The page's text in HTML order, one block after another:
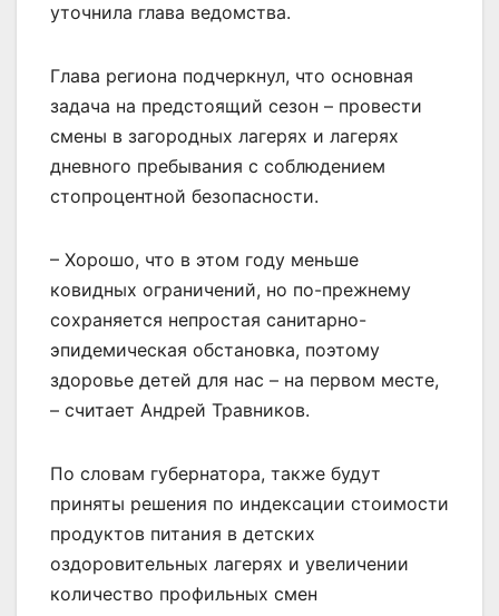
уточнила глава ведомства.
Глава региона подчеркнул, что основная
задача на предстоящий сезон – провести
смены в загородных лагерях и лагерях
дневного пребывания с соблюдением
стопроцентной безопасности.
– Хорошо, что в этом году меньше
ковидных ограничений, но по-прежнему
сохраняется непростая санитарно-
эпидемическая обстановка, поэтому
здоровье детей для нас – на первом месте,
– считает Андрей Травников.
По словам губернатора, также будут
приняты решения по индексации стоимости
продуктов питания в детских
оздоровительных лагерях и увеличении
количество профильных смен